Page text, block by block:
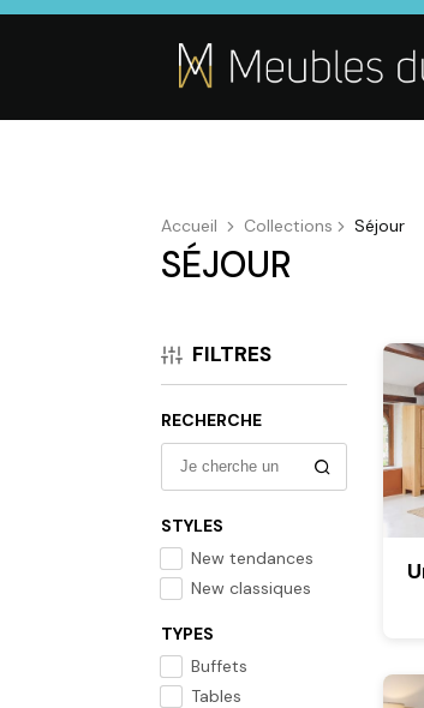
& composables,
Tables, Chaises,
Meubles TV,
Meubles de
Accueil Collections Séjour
SÉJOUR
FILTRES
RECHERCHE
STYLES
New tendances
New classiques
TYPES
Buffets
Tables